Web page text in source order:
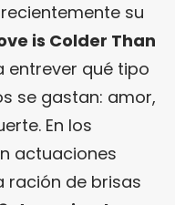
su
is Colder Than
entrever qué tipo
se gastan: amor,
En los
actuaciones
ración de brisas